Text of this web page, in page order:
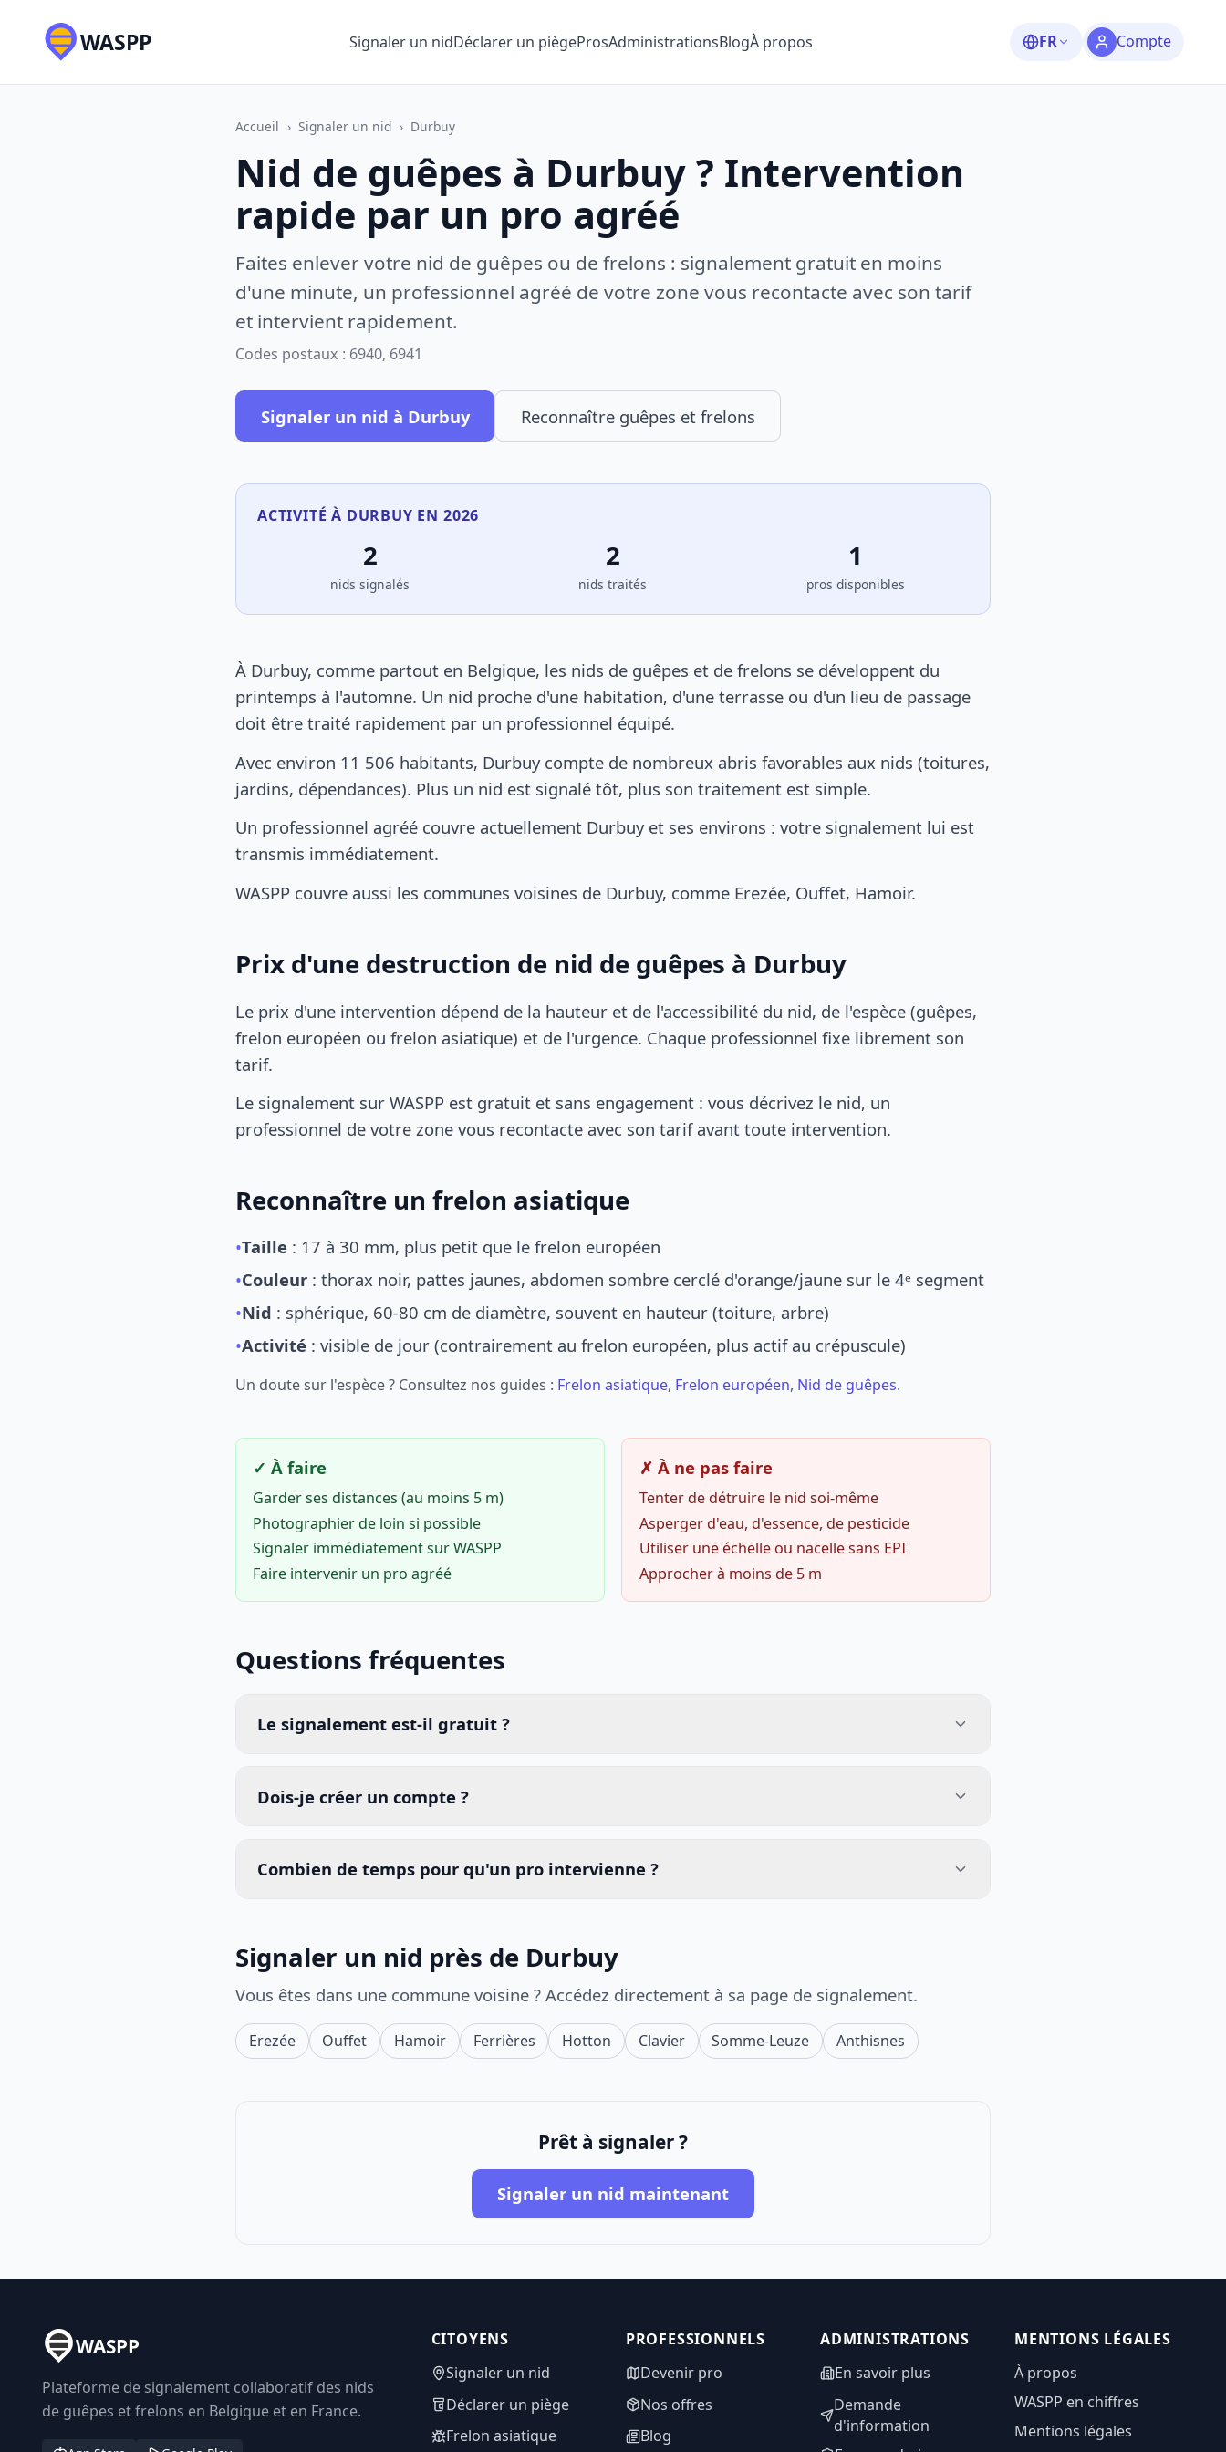
WASPP Signaler un nidDéclarer un piègeProsAdministrationsBlogÀ propos FR Compte
Accueil › Signaler un nid › Durbuy
Nid de guêpes à Durbuy ? Intervention
rapide par un pro agréé
Faites enlever votre nid de guêpes ou de frelons : signalement gratuit en moins
d'une minute, un professionnel agréé de votre zone vous recontacte avec son tarif
et intervient rapidement.
Codes postaux : 6940, 6941
Signaler un nid à Durbuy Reconnaître guêpes et frelons
ACTIVITÉ À DURBUY EN 2026
2
nids signalés
2
nids traités
1
pros disponibles
À Durbuy, comme partout en Belgique, les nids de guêpes et de frelons se développent du
printemps à l'automne. Un nid proche d'une habitation, d'une terrasse ou d'un lieu de passage
doit être traité rapidement par un professionnel équipé.
Avec environ 11 506 habitants, Durbuy compte de nombreux abris favorables aux nids (toitures,
jardins, dépendances). Plus un nid est signalé tôt, plus son traitement est simple.
Un professionnel agréé couvre actuellement Durbuy et ses environs : votre signalement lui est
transmis immédiatement.
WASPP couvre aussi les communes voisines de Durbuy, comme Erezée, Ouffet, Hamoir.
Prix d'une destruction de nid de guêpes à Durbuy
Le prix d'une intervention dépend de la hauteur et de l'accessibilité du nid, de l'espèce (guêpes,
frelon européen ou frelon asiatique) et de l'urgence. Chaque professionnel fixe librement son
tarif.
Le signalement sur WASPP est gratuit et sans engagement : vous décrivez le nid, un
professionnel de votre zone vous recontacte avec son tarif avant toute intervention.
Reconnaître un frelon asiatique
•Taille : 17 à 30 mm, plus petit que le frelon européen
•Couleur : thorax noir, pattes jaunes, abdomen sombre cerclé d'orange/jaune sur le 4ᵉ segment
•Nid : sphérique, 60-80 cm de diamètre, souvent en hauteur (toiture, arbre)
•Activité : visible de jour (contrairement au frelon européen, plus actif au crépuscule)
Un doute sur l'espèce ? Consultez nos guides : Frelon asiatique, Frelon européen, Nid de guêpes.
✓ À faire
Garder ses distances (au moins 5 m)
Photographier de loin si possible
Signaler immédiatement sur WASPP
Faire intervenir un pro agréé
✗ À ne pas faire
Tenter de détruire le nid soi-même
Asperger d'eau, d'essence, de pesticide
Utiliser une échelle ou nacelle sans EPI
Approcher à moins de 5 m
Questions fréquentes
Le signalement est-il gratuit ?
Dois-je créer un compte ?
Combien de temps pour qu'un pro intervienne ?
Signaler un nid près de Durbuy
Vous êtes dans une commune voisine ? Accédez directement à sa page de signalement.
Erezée Ouffet Hamoir Ferrières Hotton Clavier Somme-Leuze Anthisnes
Prêt à signaler ?
Signaler un nid maintenant
WASPP
Plateforme de signalement collaboratif des nids
de guêpes et frelons en Belgique et en France.
CITOYENS
Signaler un nid
Déclarer un piège
Frelon asiatique
PROFESSIONNELS
Devenir pro
Nos offres
Blog
ADMINISTRATIONS
En savoir plus
Demande
d'information
MENTIONS LÉGALES
À propos
WASPP en chiffres
Mentions légales